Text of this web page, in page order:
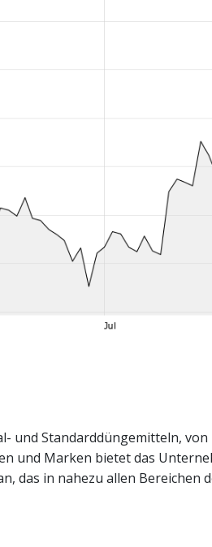
und Standarddüngemitteln,
und Marken bietet das
das in nahezu allen Bereichen